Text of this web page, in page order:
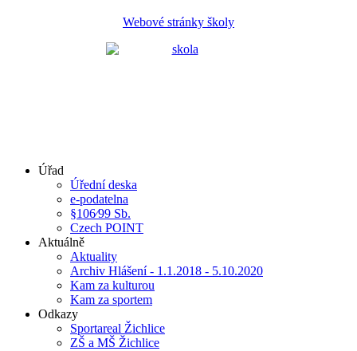
Webové stránky školy
Úřad
Úřední deska
e-podatelna
§106⁄99 Sb.
Czech POINT
Aktuálně
Aktuality
Archiv Hlášení - 1.1.2018 - 5.10.2020
Kam za kulturou
Kam za sportem
Odkazy
Sportareal Žichlice
ZŠ a MŠ Žichlice